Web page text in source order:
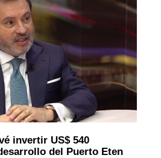
invertir US$ 540
del Puerto Eten